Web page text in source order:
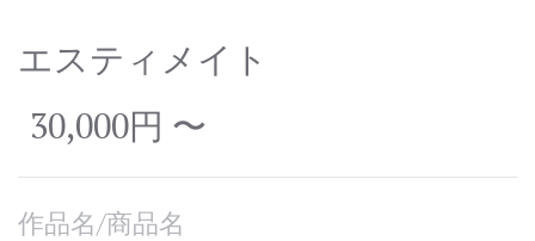
エスティメイト
30,000円 〜
作品名/商品名